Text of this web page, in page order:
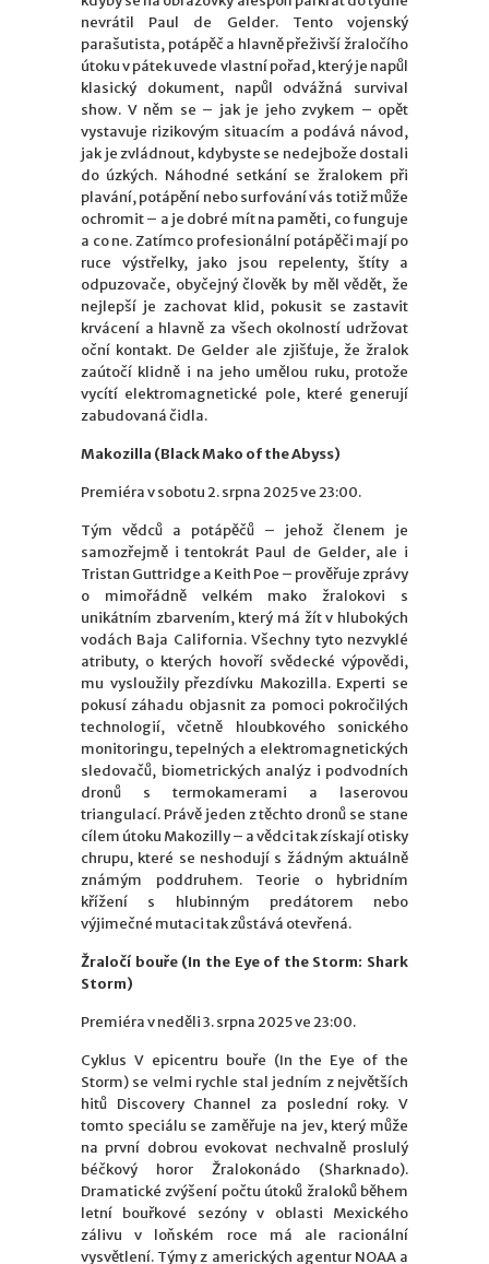
nevrátil Paul de Gelder. Tento vojenský
parašutista, potápěč a hlavně přeživší žraločího
útoku v pátek uvede vlastní pořad, který je napůl
klasický dokument, napůl odvážná survival
show. V něm se – jak je jeho zvykem – opět
vystavuje rizikovým situacím a podává návod,
jak je zvládnout, kdybyste se nedejbože dostali
do úzkých. Náhodné setkání se žralokem při
plavání, potápění nebo surfování vás totiž může
ochromit – a je dobré mít na paměti, co funguje
a co ne. Zatímco profesionální potápěči mají po
ruce výstřelky, jako jsou repelenty, štíty a
odpuzovače, obyčejný člověk by měl vědět, že
nejlepší je zachovat klid, pokusit se zastavit
krvácení a hlavně za všech okolností udržovat
oční kontakt. De Gelder ale zjišťuje, že žralok
zaútočí klidně i na jeho umělou ruku, protože
vycítí elektromagnetické pole, které generují
zabudovaná čidla.
Makozilla (Black Mako of the Abyss)
Premiéra v sobotu 2. srpna 2025 ve 23:00.
Tým vědců a potápěčů – jehož členem je
samozřejmě i tentokrát Paul de Gelder, ale i
Tristan Guttridge a Keith Poe – prověřuje zprávy
o mimořádně velkém mako žralokovi s
unikátním zbarvením, který má žít v hlubokých
vodách Baja California. Všechny tyto nezvyklé
atributy, o kterých hovoří svědecké výpovědi,
mu vysloužily přezdívku Makozilla. Experti se
pokusí záhadu objasnit za pomoci pokročilých
technologií, včetně hloubkového sonického
monitoringu, tepelných a elektromagnetických
sledovačů, biometrických analýz i podvodních
dronů s termokamerami a laserovou
triangulací. Právě jeden z těchto dronů se stane
cílem útoku Makozilly – a vědci tak získají otisky
chrupu, které se neshodují s žádným aktuálně
známým poddruhem. Teorie o hybridním
křížení s hlubinným predátorem nebo
výjimečné mutaci tak zůstává otevřená.
Žraločí bouře (In the Eye of the Storm: Shark
Storm)
Premiéra v neděli 3. srpna 2025 ve 23:00.
Cyklus V epicentru bouře (In the Eye of the
Storm) se velmi rychle stal jedním z největších
hitů Discovery Channel za poslední roky. V
tomto speciálu se zaměřuje na jev, který může
na první dobrou evokovat nechvalně proslulý
béčkový horor Žralokonádo (Sharknado).
Dramatické zvýšení počtu útoků žraloků během
letní bouřkové sezóny v oblasti Mexického
zálivu v loňském roce má ale racionální
vysvětlení. Týmy z amerických agentur NOAA a